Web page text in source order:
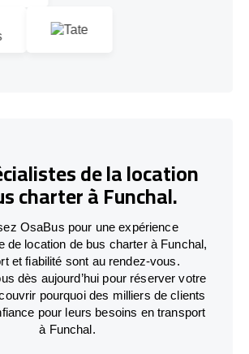
de la location
charter à Funchal.
OsaBus pour une expérience
de location de bus charter à Funchal,
et fiabilité sont au rendez-vous.
dès aujourd’hui pour réserver votre
pourquoi des milliers de clients
pour leurs besoins en transport
à Funchal.